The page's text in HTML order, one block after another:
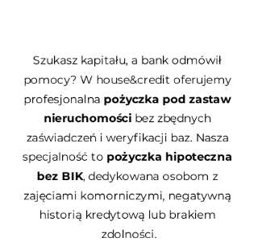
Szukasz kapitału, a bank odmówił
pomocy? W house&credit oferujemy
profesjonalna pożyczka pod zastaw
nieruchomości bez zbędnych
zaświadczeń i weryfikacji baz. Nasza
specjalność to pożyczka hipoteczna
bez BIK, dedykowana osobom z
zajęciami komorniczymi, negatywną
historią kredytową lub brakiem
zdolności.